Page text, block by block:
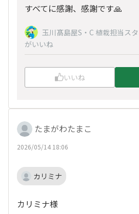
すべてに感謝、感謝です🙏
玉川髙島屋S・C 植栽担当ス
がいいね
いいね
たまがわたまこ
2026/05/14 18:06
カリミナ
カリミナ様